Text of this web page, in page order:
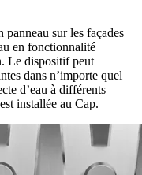
sur les façades
en fonctionnalité
Le dispositif peut
dans n’importe quel
d’eau à différents
installée au Cap.